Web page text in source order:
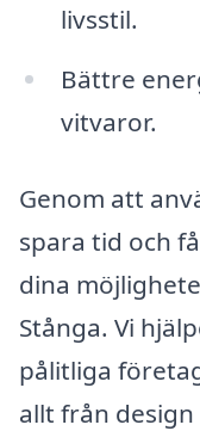
livsstil.
Bättre
vitvaror.
Genom att
spara tid och
dina
Stånga. Vi
pålitliga
allt från